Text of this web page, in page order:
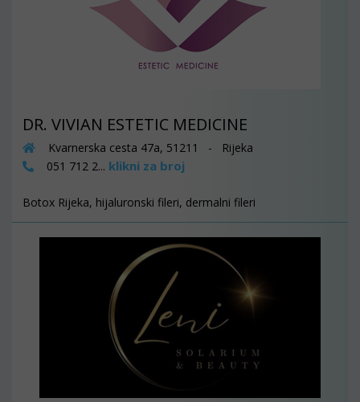
DR. VIVIAN ESTETIC MEDICINE
Kvarnerska cesta 47a, 51211 - Rijeka
051 712 2... klikni za broj
Botox Rijeka, hijaluronski fileri, dermalni fileri